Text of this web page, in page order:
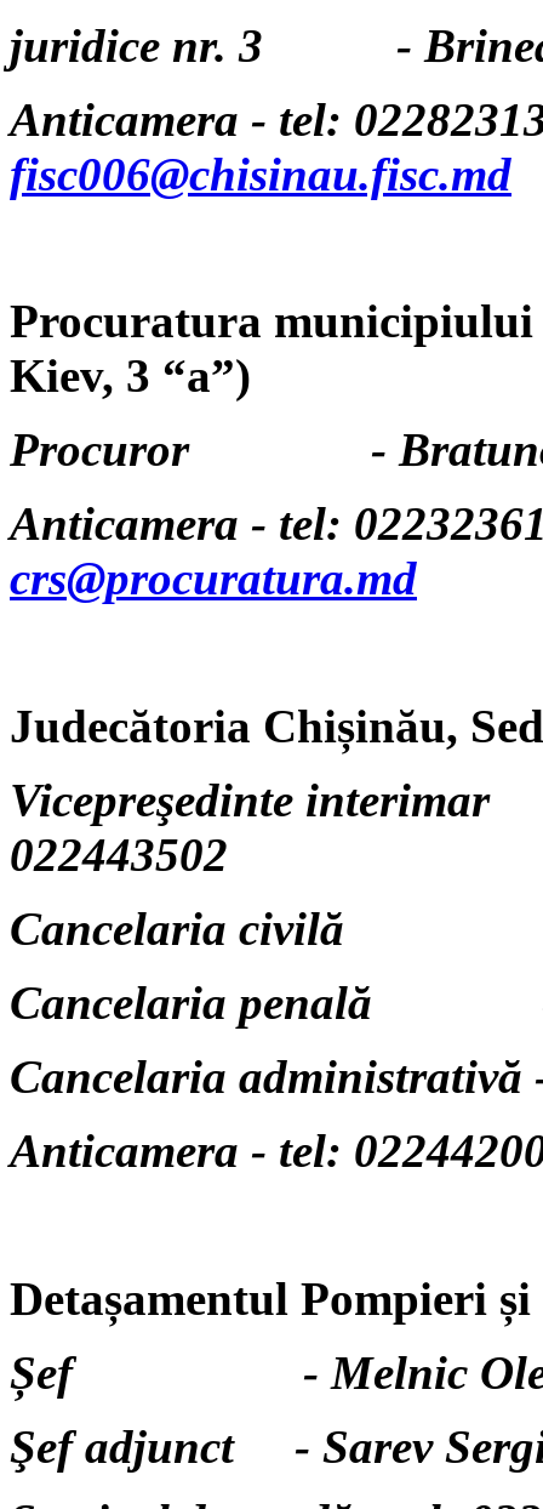
juridice nr. 3 -
Anticamera - tel:
fisc006@chisinau.fisc.md
Procuratura
Kiev, 3 “a”)
Procuror - Bratunov
Anticamera - tel:
crs@procuratura.md
Judecătoria Chișinău,
Vicepreşedinte
022443502
Cancelaria civilă -
Cancelaria penală -
Cancelaria administrativă
Anticamera - tel:
Detașamentul Pompieri
Șef - Melnic Oleg
Şef adjunct - Sarev